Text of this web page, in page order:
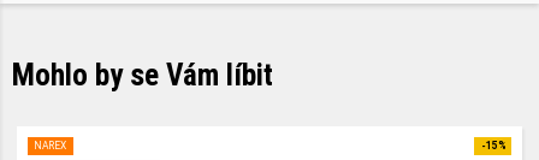
Mohlo by se Vám líbit
NAREX -15%